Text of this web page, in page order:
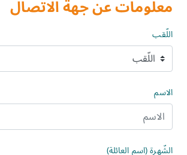
معلومات عن جهة الاتّصال
اللّقب
الاسم
الشّهرة (اسم العائلة)